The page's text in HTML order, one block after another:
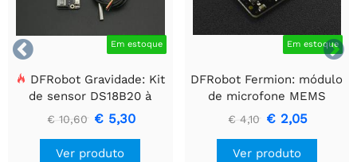

 Em estoque
DFRobot Gravidade: Kit
de sensor DS18B20 à
prova d'água
€ 10,60 € 5,30
Ver produto
Em estoque
DFRobot Fermion: módulo
de microfone MEMS
€ 4,10 € 2,05
Ver produto